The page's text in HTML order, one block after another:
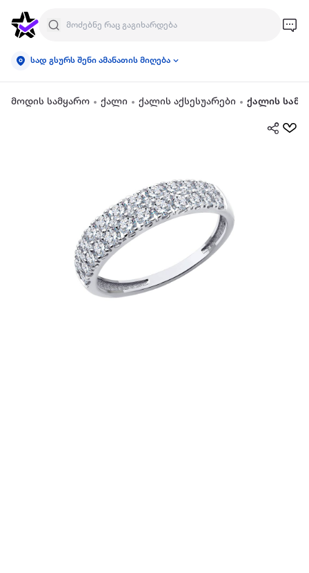
სად გსურს შენი ამანათის მიღება
მოდის სამყარო ქალი ქალის აქსესუარები ქალის